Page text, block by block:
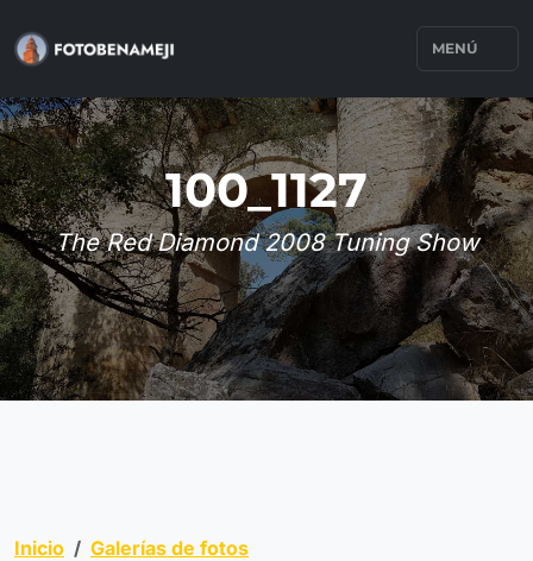
MENÚ
100_1127
The Red Diamond 2008 Tuning Show
Inicio
Galerías de fotos